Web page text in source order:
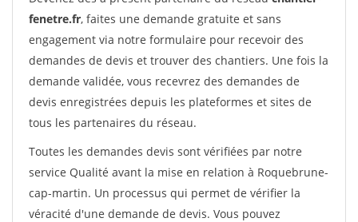
fenetre.fr, faites une demande gratuite et sans
engagement via notre formulaire pour recevoir des
demandes de devis et trouver des chantiers. Une fois la
demande validée, vous recevrez des demandes de
devis enregistrées depuis les plateformes et sites de
tous les partenaires du réseau.
Toutes les demandes devis sont vérifiées par notre
service Qualité avant la mise en relation à Roquebrune-
cap-martin. Un processus qui permet de vérifier la
véracité d'une demande de devis. Vous pouvez